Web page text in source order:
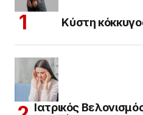
Κύστη
Ιατρικός